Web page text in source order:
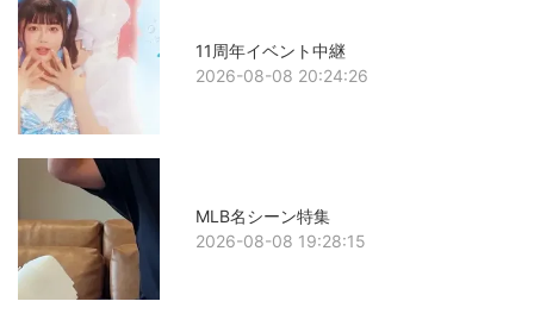
11周年イベント中継
2026-08-08 20:24:26
MLB名シーン特集
2026-08-08 19:28:15